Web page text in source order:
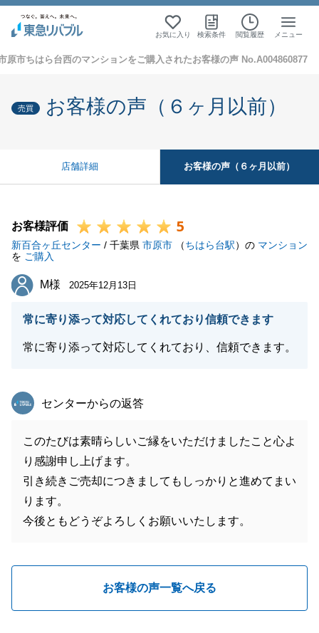
お気に入り 検索条件 閲覧履歴 メニュー
原市ちはら台西のマンションをご購入されたお客様の声 No.A004860877
売買 お客様の声（６ヶ月以前）
店舗詳細 お客様の声（６ヶ月以前）
お客様評価 5
新百合ヶ丘センター / 千葉県 市原市 （ちはら台駅）の マンション
を ご購入
M様
M様 2025年12月13日
常に寄り添って対応してくれており信頼できます
常に寄り添って対応してくれており、信頼できます。
東急リバブル
センターからの返答
このたびは素晴らしいご縁をいただけましたこと心よ
り感謝申し上げます。
引き続きご売却につきましてもしっかりと進めてまい
ります。
今後ともどうぞよろしくお願いいたします。
お客様の声一覧へ戻る